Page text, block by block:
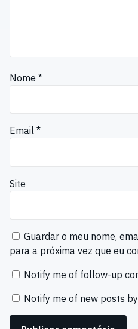
Nome *
Email *
Site
Guardar o meu nome,
para a próxima vez que eu
Notify me of follow-up
Notify me of new posts